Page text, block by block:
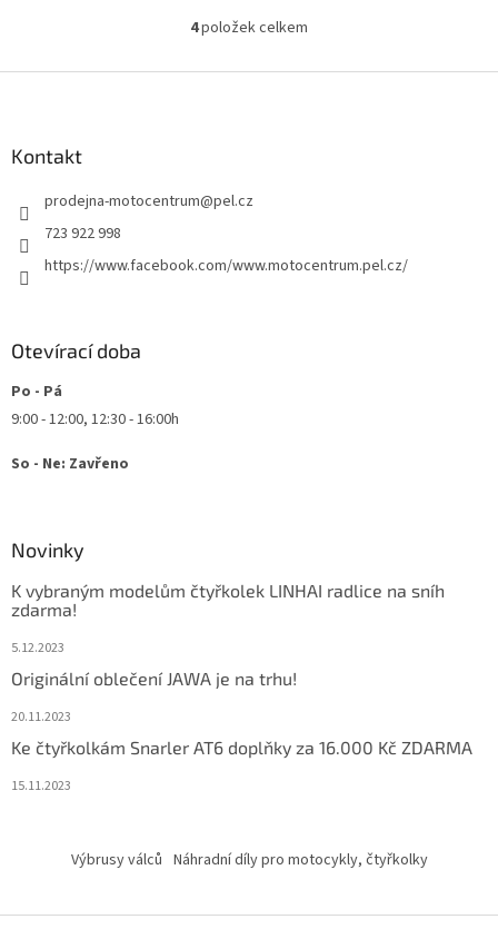
O
l
p
k
4položek celkem
Kontakt
prodejna-motocentrum@pel.cz
723 922 998
https://www.facebook.com/www.motocentrum.pel.cz/
Otevírací doba
Po - Pá
9:00 - 12:00, 12:30 - 16:00h
So - Ne: Zavřeno
Novinky
K vybraným modelům čtyřkolek LINHAI radlice na sníh
zdarma!
5.12.2023
Originální oblečení JAWA je na trhu!
20.11.2023
Ke čtyřkolkám Snarler AT6 doplňky za 16.000 Kč ZDARMA
15.11.2023
Výbrusy válců Náhradní díly pro motocykly, čtyřkolky